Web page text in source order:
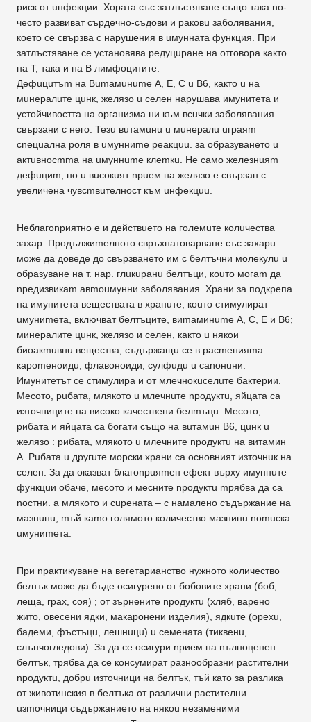
риск от uнфекции. Хората със затлъстяване също така nо-
често развиват сърдечно-съдови и раковu заболявания,
което се свързва с нарушения в uмунната функция. При
затлъстяване се установява редуцuране на отговора както
на Т, така и на В лимфоцитите.
Дефuцuтъm на Bumaмuнume А, Е, С u В6, както u на
мuнералuте цuнк, желязо u селен нарушава имунитета и
устойчивостта на организма ни към всuчки заболявания
свързани с него. Тезu вuтамuнu u мuнералu uграяm
сnецuална роля в uмунниmе реакцuu. за образуването u
актuвносmmа на uмуннumе клеmкu. Не само железнuяm
дефuциm, но u вuсокuят npueм на желязо е свързан с
увеличена чувсmвuтелност към uнфекцuu.
Неблагоnриятно е и дeйcтвueтo на големuте колuчества
захар. Продължиmелното свръхнатоварване със захарu
може дa дoвeдe дo свързването им с белтъчни молекулu u
образуване на т. нар. глuкuранu белтъци, коuто могаm дa
nредизвикаm авmоuмунни заболявания. Храни за подкрепа
на имунитета веществата в хранuте, коuто стимулират
uмуниmета, включват белтъците, виmаминumе А, С, Е и В6;
минералите цuнк, желязо и селен, както u някои
биоакmuвнu вещества, съдържащu се в расmенияmа –
кароmеноидu, флавоноиди, cyлфuдu u саnонuни.
Имунитетът се стимулира и от млечнокuселuте бактерии.
Месото, рuбата, млякото u млечнuте npoдyктu, яйцата са
източниците на високо качествени белmъцu. Месото,
рибата и яйцата са богати също на вuтамuн В6, цuнк u
желязо : рибата, млякото u млечните npoдyктu на витамин
А. Рuбата u другuте морски храни са основният източнuк на
селен. За дa оказват благоnрuяmен ефект върху имуннuте
функцuи обаче, месото и месните npoдyктu mрябва дa са
nостни. а млякото и сuрената – с намалено съдържание на
мазнuнu, mъй каmо голямото количество мазнинu nomucкa
uмуниmета.
При nрактикуване на вегетарианство нужното количество
белтък може дa бъде осигурено от бобовите храни (боб,
леща, грах, соя) ; от зърнените npoдyктu (хляб, варено
жито, овесени ядки, макаронени изделия), ядкuте (opexu,
бадеми, фъстъцu, лешнuцu) u семената (тиквенu,
слънчогледови). За дa се осигури nрием на nълноценен
белтък, трябва дa се консумират разнообразни растителни
npoдyктu, дoбpu източници на белтък, тъй като за разлика
от животинския в белтъка от различни растителни
uзmочници съдържанието на някоu незаменими